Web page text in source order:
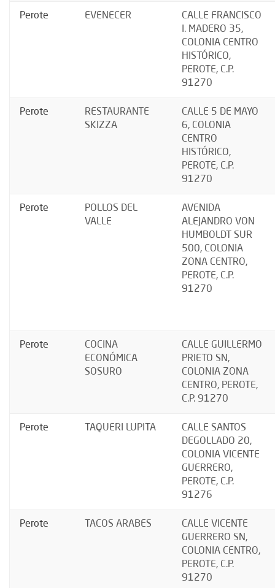
Perote EVENECER
CALLE FRANCISCO
I. MADERO 35,
COLONIA CENTRO
HISTÓRICO,
PEROTE, C.P.
91270
Perote
RESTAURANTE
SKIZZA
CALLE 5 DE MAYO
6, COLONIA
CENTRO
HISTÓRICO,
PEROTE, C.P.
91270
Perote
POLLOS DEL
VALLE
AVENIDA
ALEJANDRO VON
HUMBOLDT SUR
500, COLONIA
ZONA CENTRO,
PEROTE, C.P.
91270
Perote
COCINA
ECONÓMICA
SOSURO
CALLE GUILLERMO
PRIETO SN,
COLONIA ZONA
CENTRO, PEROTE,
C.P. 91270
Perote TAQUERI LUPITA
CALLE SANTOS
DEGOLLADO 20,
COLONIA VICENTE
GUERRERO,
PEROTE, C.P.
91276
Perote TACOS ARABES
CALLE VICENTE
GUERRERO SN,
COLONIA CENTRO,
PEROTE, C.P.
91270